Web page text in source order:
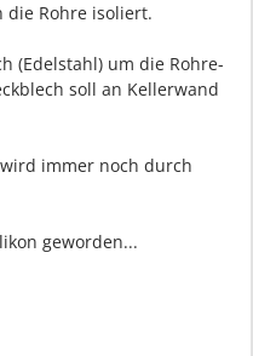
die Rohre isoliert.
(Edelstahl) um die Rohre-
soll an Kellerwand
immer noch durch
geworden...